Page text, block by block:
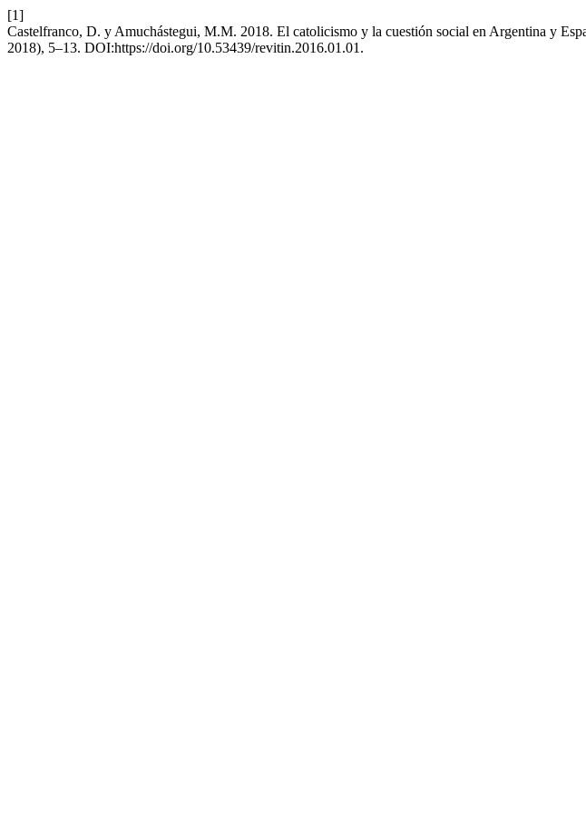
[1]
Castelfranco, D. y Amuchástegui, M.M. 2018. El catolicismo y la cuestión social en Argentina y
2018), 5–13. DOI:https://doi.org/10.53439/revitin.2016.01.01.